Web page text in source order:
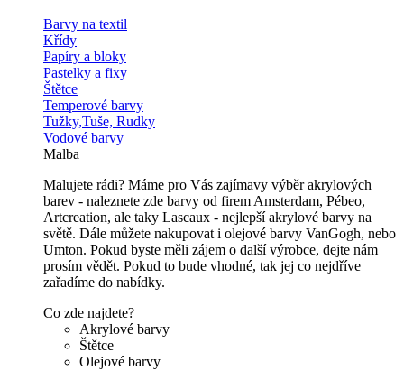
Barvy na textil
Křídy
Papíry a bloky
Pastelky a fixy
Štětce
Temperové barvy
Tužky,Tuše, Rudky
Vodové barvy
Malba
Malujete rádi? Máme pro Vás zajímavy výběr akrylových
barev - naleznete zde barvy od firem Amsterdam, Pébeo,
Artcreation, ale taky Lascaux - nejlepší akrylové barvy na
světě. Dále můžete nakupovat i olejové barvy VanGogh, nebo
Umton. Pokud byste měli zájem o další výrobce, dejte nám
prosím vědět. Pokud to bude vhodné, tak jej co nejdříve
zařadíme do nabídky.
Co zde najdete?
Akrylové barvy
Štětce
Olejové barvy